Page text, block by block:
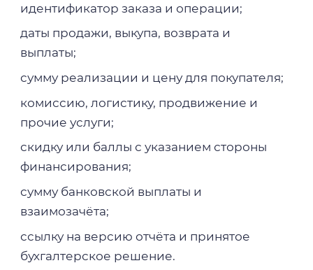
идентификатор заказа и операции;
даты продажи, выкупа, возврата и
выплаты;
сумму реализации и цену для покупателя;
комиссию, логистику, продвижение и
прочие услуги;
скидку или баллы с указанием стороны
финансирования;
сумму банковской выплаты и
взаимозачёта;
ссылку на версию отчёта и принятое
бухгалтерское решение.